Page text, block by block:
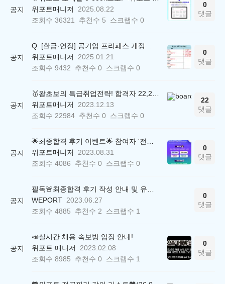
공지
위포트매니저
2025.08.22
조회수 36321 추천수 5 스크랩수 0
0
댓글
공지
위포트매니저
2025.01.21
조회수 9432 추천수 0 스크랩수 0
0
댓글
공지
위포트매니저
2023.12.13
조회수 22984 추천수 0 스크랩수 0
22
댓글
공지
위포트매니저
2023.08.31
조회수 4086 추천수 0 스크랩수 0
0
댓글
공지
WEPORT 2023.06.27
조회수 4885 추천수 2 스크랩수 1
0
댓글
공지
📣실시간 채용 속보방 입장 안내!
위포트 매니저
2023.02.08
조회수 8985 추천수 0 스크랩수 1
0
댓글